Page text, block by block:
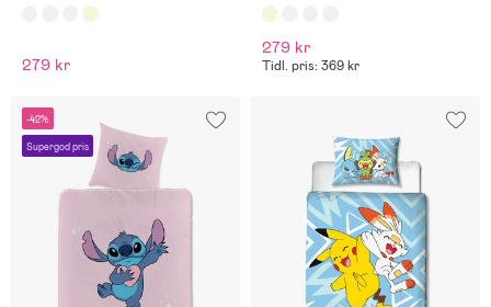
279 kr
279 kr
Tidl. pris: 369 kr
-42%
Supergod pris